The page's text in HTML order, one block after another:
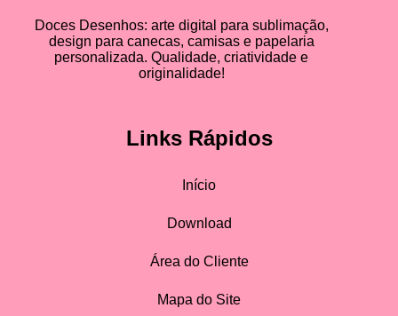
Doces Desenhos: arte digital para sublimação,
design para canecas, camisas e papelaria
personalizada. Qualidade, criatividade e
originalidade!
Links Rápidos
Início
Download
Área do Cliente
Mapa do Site